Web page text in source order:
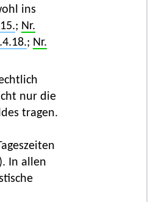
ins
; Nr.
; Nr.
nur die
tragen.
). In allen